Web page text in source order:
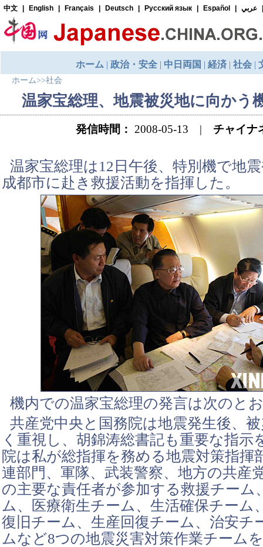
ホーム>>社会
温家宝総理、地震被災地に向かう
発信時間： 2008-05-13 | チャイナ
温家宝総理は12日午後、特別機で地
成都市に赴き救援活動を指揮した。
機内での温家宝総理の発言は次のと
共産党中央と国務院は地震発生後、
く重視し、胡錦涛総書記も重要な指示
院は私が総指揮を務める地震対策指揮
連部門、軍隊、武装警察、地方の共産
の主要な責任者が参加する救援チーム
ム、医療衛生チーム、生活確保チーム
復旧チーム、生産回復チーム、治安チ
ムなど8つの地震災害対策作業チーム